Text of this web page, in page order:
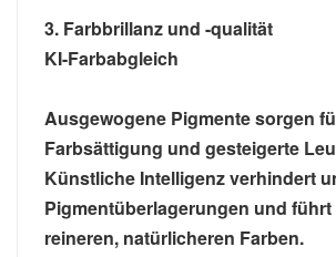
3. Farbbrillanz und -qualität
KI-Farbabgleich
Ausgewogene Pigmente sorgen
Farbsättigung und gesteigerte
Künstliche Intelligenz verhindert
Pigmentüberlagerungen und führt
reineren, natürlicheren Farben.